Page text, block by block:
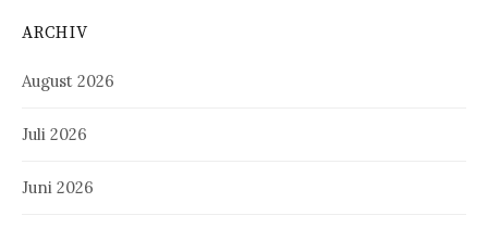
ARCHIV
August 2026
Juli 2026
Juni 2026